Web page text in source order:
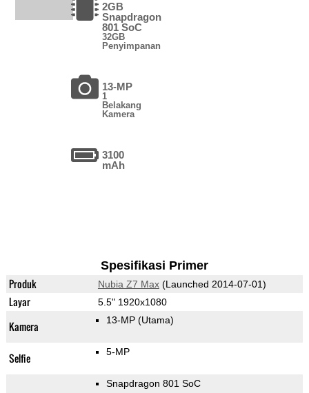
2GB
Snapdragon
801 SoC
32GB
Penyimpanan
13-MP
1
Belakang
Kamera
3100
mAh
Spesifikasi Primer
Produk Nubia Z7 Max(Launched 2014-07-01)
Layar 5.5" 1920x1080
Kamera 13-MP (Utama)
Selfie 5-MP
Snapdragon 801 SoC